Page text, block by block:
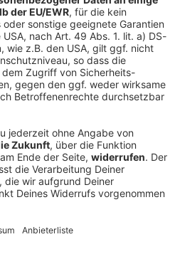
Regeln für Bio-
stuft die
als
Silage auszuweichen.